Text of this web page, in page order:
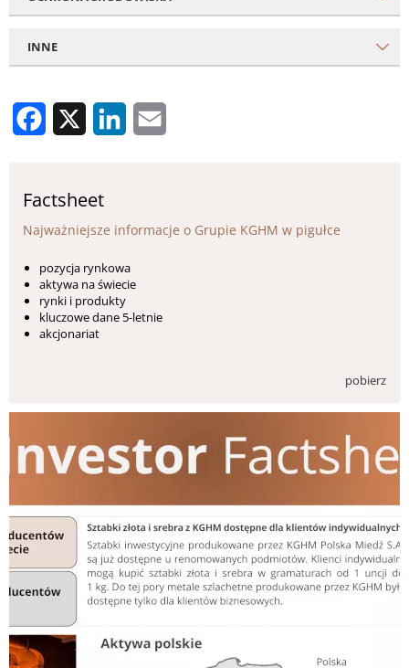
INNE
Facebook LinkedIn
Factsheet
Najważniejsze informacje o Grupie KGHM w pigułce
pozycja rynkowa
aktywa na świecie
rynki i produkty
kluczowe dane 5-letnie
akcjonariat
pobierz